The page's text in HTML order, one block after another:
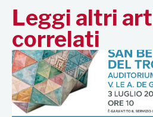
Leggi altri
correlati